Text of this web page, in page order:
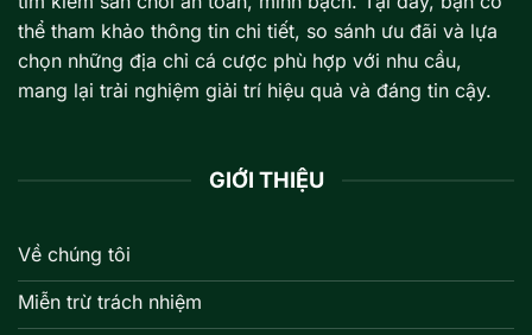
thể tham khảo thông tin chi tiết, so sánh ưu đãi và lựa
chọn những địa chỉ cá cược phù hợp với nhu cầu,
mang lại trải nghiệm giải trí hiệu quả và đáng tin cậy.
GIỚI THIỆU
Về chúng tôi
Miễn trừ trách nhiệm